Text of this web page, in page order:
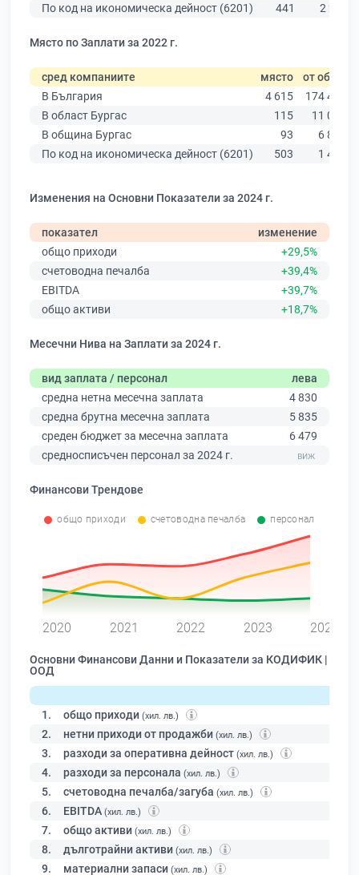
По код на икономическа дейност (6201)
441 2 203
Място по Заплати за 2022 г.
сред компаниите място от общо
В България
4 615
174 403
В област Бургас
115
11 009
В община Бургас
93
6 879
По код на икономическа дейност (6201)
503 1 499
Изменения на Основни Показатели за 2024 г.
показател
изменение
общо приходи
+29,5%
счетоводна печалба
+39,4%
EBITDA
+39,7%
общо активи
+18,7%
Месечни Нива на Заплати за 2024 г.
вид заплата / персонал
лева
средна нетна месечна заплата
4 830
средна брутна месечна заплата
5 835
среден бюджет за месечна заплата
6 479
средносписъчен персонал за 2024 г.
Финансови Трендове
общо приходи счетоводна печалба персонал
2020 2021 2022 2023 2024
Основни Финансови Данни и Показатели за КОДИФИК |
ООД
1. общо приходи (хил. лв.)
2. нетни приходи от продажби (хил. лв.)
3. разходи за оперативна дейност (хил. лв.)
4. разходи за персонала (хил. лв.)
5. счетоводна печалба/загуба (хил. лв.)
6. EBITDA (хил. лв.)
7. общо активи (хил. лв.)
8. дълготрайни активи (хил. лв.)
9. материални запаси (хил. лв.)